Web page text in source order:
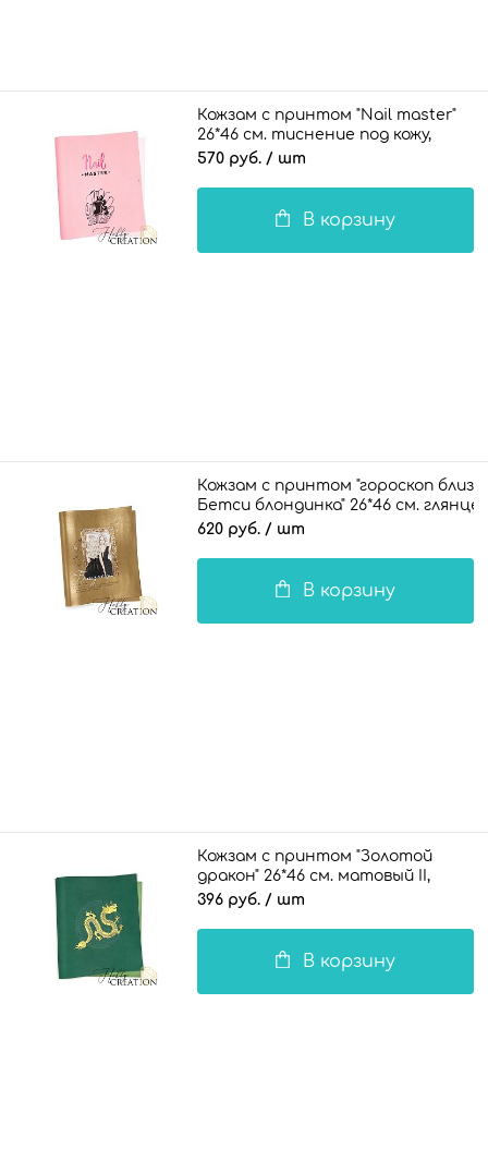
Кожзам с принтом "Nail master"
26*46 см. тиснение под кожу,
светло-розовый
570 руб. / шт
В корзину
Кожзам с принтом "гороскоп
Бетси блондинка" 26*46 см.
620 руб. / шт
В корзину
Кожзам с принтом "Золотой
дракон" 26*46 см. матовый II,
зеленый
396 руб. / шт
В корзину